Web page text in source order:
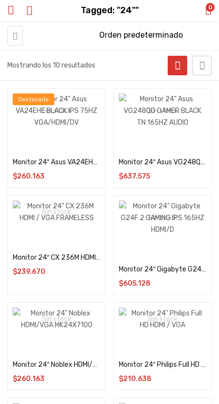
Tagged: "24"" 0
Mostrando los 10 resultados
Sin stock
Destacado
Monitor 24″ Asus VA24EHE BLACK IPS 75HZ VGA/HDMI/DV
$260.163
Sin stock
Monitor 24″ Asus VG248QG GAMER BLACK TN 165HZ AUDIO
$637.575
Sin stock
Monitor 24″ CX 236M HDMI / VGA FRAMELESS
$239.670
Sin stock
Monitor 24″ Gigabyte G24F 2 GAMING IPS 165HZ HDMI/D
$605.128
Sin stock
Monitor 24″ Noblex HDMI/VGA MK24X7100
$260.163
Sin stock
Monitor 24″ Philips Full HD HDMI / VGA
$210.638